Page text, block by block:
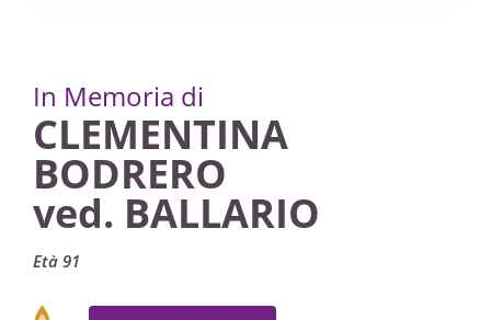
In Memoria di
CLEMENTINA
BODRERO
ved. BALLARIO
Età 91